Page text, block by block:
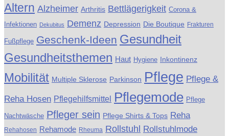
Altern Alzheimer Arthritis Bettlägerigkeit Corona &
Infektionen Dekubitus Demenz Depression Die Boutique Frakturen
Fußpflege Geschenk-Ideen Gesundheit
Gesundheitsthemen Haut Hygiene Inkontinenz
Mobilität Multiple Sklerose Parkinson Pflege Pflege &
Reha Hosen Pflegehilfsmittel Pflegemode Pflege
Nachtwäsche Pfleger sein Pflege Shirts & Tops Reha
Rehahosen Rehamode Rheuma Rollstuhl Rollstuhlmode